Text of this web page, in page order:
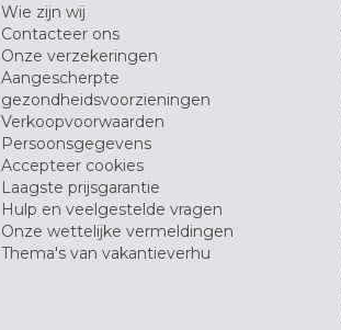
Wie zijn wij
Contacteer ons
Onze verzekeringen
Aangescherpte
gezondheidsvoorzieningen
Verkoopvoorwaarden
Persoonsgegevens
Accepteer cookies
Laagste prijsgarantie
Hulp en veelgestelde vragen
Onze wettelijke vermeldingen
Thema's van vakantieverhu